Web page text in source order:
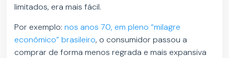
limitados, era mais fácil.
Por exemplo:nos anos 70, em pleno “milagre
econômico” brasileiro, o consumidor passou a
comprar de forma menos regrada e mais expansiva